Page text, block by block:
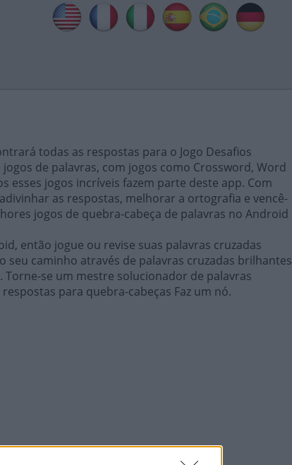
todas as respostas para o Jogo Desafios
de palavras, com jogos como Crossword, Word
esses jogos incríveis fazem parte deste app. Com
as respostas, melhorar a ortografia e vencê-
jogos de quebra-cabeça de palavras no Android
então jogue ou revise suas palavras cruzadas
caminho através de palavras cruzadas brilhantes
se um mestre solucionador de palavras
para quebra-cabeças Faz um nó.